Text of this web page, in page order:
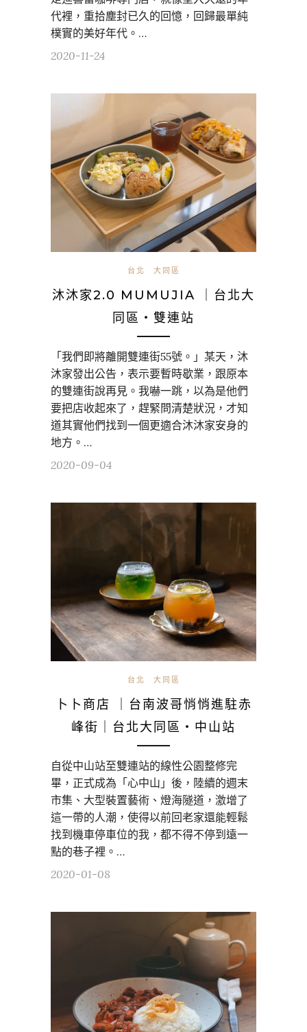
代裡，重拾塵封已久的回憶，回歸最單純
樸實的美好年代。…
2020-11-24
台北 大同區
沐沐家2.0 MUMUJIA ｜台北大
同區・雙連站
「我們即將離開雙連街55號。」某天，沐
沐家發出公告，表示要暫時歇業，跟原本
的雙連街說再見。我嚇一跳，以為是他們
要把店收起來了，趕緊問清楚狀況，才知
道其實他們找到一個更適合沐沐家安身的
地方。…
2020-09-04
台北 大同區
卜卜商店 ｜台南波哥悄悄進駐赤
峰街｜台北大同區・中山站
自從中山站至雙連站的線性公園整修完
畢，正式成為「心中山」後，陸續的週末
市集、大型裝置藝術、燈海隧道，激增了
這一帶的人潮，使得以前回老家還能輕鬆
找到機車停車位的我，都不得不停到遠一
點的巷子裡。…
2020-01-08